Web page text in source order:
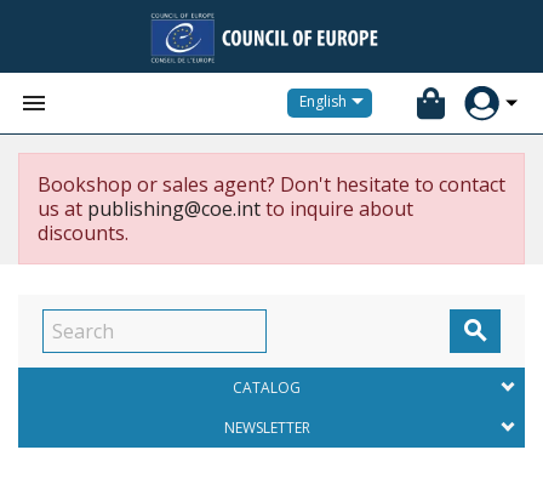
 English
Bookshop or sales agent? Don't hesitate to contact
us at publishing@coe.intto inquire about
discounts.

CATALOG
NEWSLETTER